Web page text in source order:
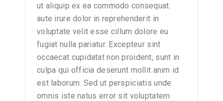
ut aliquip ex ea commodo consequat.
aute irure dolor in reprehenderit in
voluptate velit esse cillum dolore eu
fugiat nulla pariatur. Excepteur sint
occaecat cupidatat non proident, sunt in
culpa qui officia deserunt mollit anim id
est laborum. Sed ut perspiciatis unde
omnis iste natus error sit voluptatem